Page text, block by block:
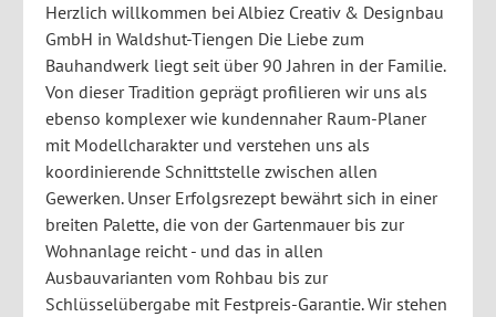
Herzlich willkommen bei Albiez Creativ & Designbau
GmbH in Waldshut-Tiengen Die Liebe zum
Bauhandwerk liegt seit über 90 Jahren in der Familie.
Von dieser Tradition geprägt profilieren wir uns als
ebenso komplexer wie kundennaher Raum-Planer
mit Modellcharakter und verstehen uns als
koordinierende Schnittstelle zwischen allen
Gewerken. Unser Erfolgsrezept bewährt sich in einer
breiten Palette, die von der Gartenmauer bis zur
Wohnanlage reicht - und das in allen
Ausbauvarianten vom Rohbau bis zur
Schlüsselübergabe mit Festpreis-Garantie. Wir stehen